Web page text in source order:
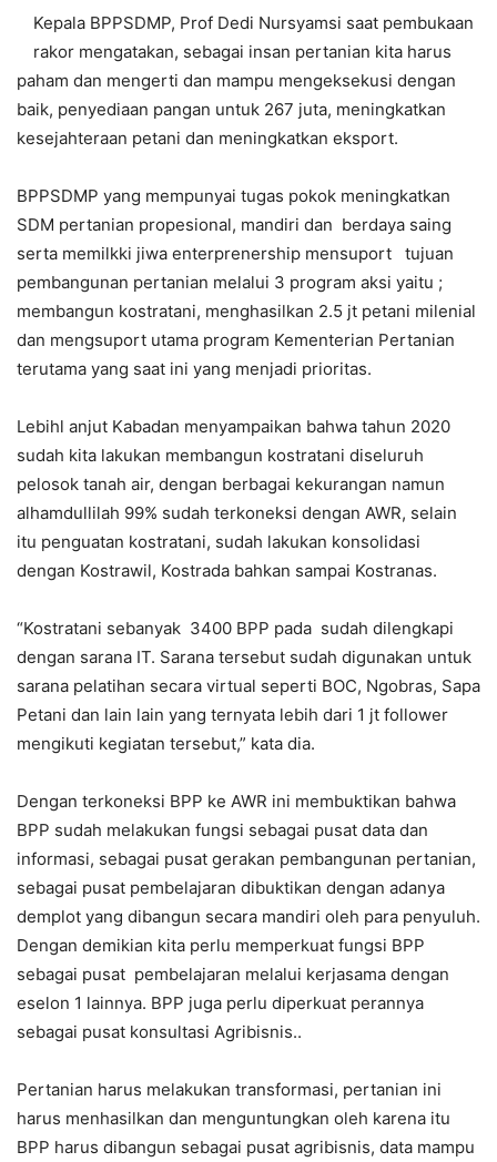
Kepala BPPSDMP, Prof Dedi Nursyamsi saat pembukaan
rakor mengatakan, sebagai insan pertanian kita harus
paham dan mengerti dan mampu mengeksekusi dengan
baik, penyediaan pangan untuk 267 juta, meningkatkan
kesejahteraan petani dan meningkatkan eksport.
BPPSDMP yang mempunyai tugas pokok meningkatkan
SDM pertanian propesional, mandiri dan berdaya saing
serta memilkki jiwa enterprenership mensuport tujuan
pembangunan pertanian melalui 3 program aksi yaitu ;
membangun kostratani, menghasilkan 2.5 jt petani milenial
dan mengsuport utama program Kementerian Pertanian
terutama yang saat ini yang menjadi prioritas.
Lebihl anjut Kabadan menyampaikan bahwa tahun 2020
sudah kita lakukan membangun kostratani diseluruh
pelosok tanah air, dengan berbagai kekurangan namun
alhamdullilah 99% sudah terkoneksi dengan AWR, selain
itu penguatan kostratani, sudah lakukan konsolidasi
dengan Kostrawil, Kostrada bahkan sampai Kostranas.
“Kostratani sebanyak 3400 BPP pada sudah dilengkapi
dengan sarana IT. Sarana tersebut sudah digunakan untuk
sarana pelatihan secara virtual seperti BOC, Ngobras, Sapa
Petani dan lain lain yang ternyata lebih dari 1 jt follower
mengikuti kegiatan tersebut,” kata dia.
Dengan terkoneksi BPP ke AWR ini membuktikan bahwa
BPP sudah melakukan fungsi sebagai pusat data dan
informasi, sebagai pusat gerakan pembangunan pertanian,
sebagai pusat pembelajaran dibuktikan dengan adanya
demplot yang dibangun secara mandiri oleh para penyuluh.
Dengan demikian kita perlu memperkuat fungsi BPP
sebagai pusat pembelajaran melalui kerjasama dengan
eselon 1 lainnya. BPP juga perlu diperkuat perannya
sebagai pusat konsultasi Agribisnis..
Pertanian harus melakukan transformasi, pertanian ini
harus menhasilkan dan menguntungkan oleh karena itu
BPP harus dibangun sebagai pusat agribisnis, data mampu